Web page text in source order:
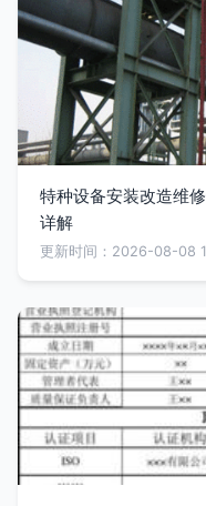
特种设备安装改造维
详解
更新时间：2026-08-08